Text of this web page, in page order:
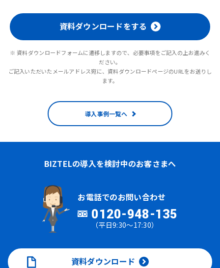
資料ダウンロードをする
※ 資料ダウンロードフォームに遷移しますので、必要事項をご記入の上お進みく
ださい。
ご記入いただいたメールアドレス宛に、資料ダウンロードページのURLをお送りし
ます。
導入事例一覧へ
BIZTELの導入を検討中のお客さまへ
お電話でのお問い合わせ
0120-948-135
（平日9:30～17:30）
資料ダウンロード